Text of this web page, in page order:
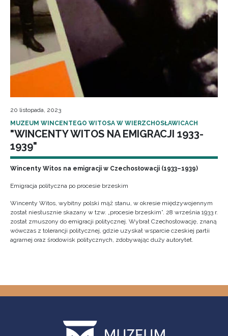
20 listopada, 2023
MUZEUM WINCENTEGO WITOSA W WIERZCHOSŁAWICACH
"WINCENTY WITOS NA EMIGRACJI 1933-
1939"
Wincenty Witos na emigracji w Czechosłowacji (1933–1939)
Emigracja polityczna po procesie brzeskim
Wincenty Witos, wybitny polski mąż stanu, w okresie międzywojennym
został niesłusznie skazany w tzw. „procesie brzeskim”. 28 września 1933 r.
został zmuszony do emigracji politycznej. Wybrał Czechosłowację, znaną
wówczas z tolerancji politycznej, gdzie uzyskał wsparcie czeskiej partii
agrarnej oraz środowisk politycznych, zdobywając duży autorytet.